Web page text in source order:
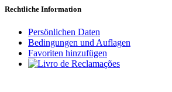
Rechtliche Information
Persönlichen Daten
Bedingungen und Auflagen
Favoriten hinzufügen